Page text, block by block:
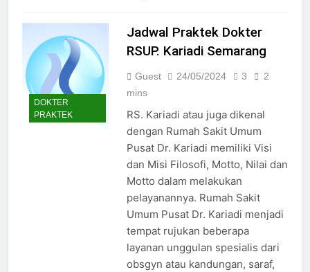
DOKTER
PRAKTEK
Jadwal Praktek Dokter
RSUP. Kariadi Semarang
Guest 24/05/2024 3
2
mins
RS. Kariadi atau juga dikenal
dengan Rumah Sakit Umum
Pusat Dr. Kariadi memiliki Visi
dan Misi Filosofi, Motto, Nilai dan
Motto dalam melakukan
pelayanannya. Rumah Sakit
Umum Pusat Dr. Kariadi menjadi
tempat rujukan beberapa
layanan unggulan spesialis dari
obsgyn atau kandungan, saraf,